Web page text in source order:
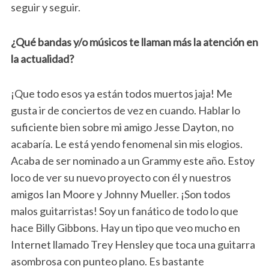
seguir y seguir.
¿Qué bandas y/o músicos te llaman más la atención en
la actualidad?
¡Que todo esos ya están todos muertos jaja! Me
gusta ir de conciertos de vez en cuando. Hablar lo
suficiente bien sobre mi amigo Jesse Dayton, no
acabaría. Le está yendo fenomenal sin mis elogios.
Acaba de ser nominado a un Grammy este año. Estoy
loco de ver su nuevo proyecto con él y nuestros
amigos Ian Moore y Johnny Mueller. ¡Son todos
malos guitarristas! Soy un fanático de todo lo que
hace Billy Gibbons. Hay un tipo que veo mucho en
Internet llamado Trey Hensley que toca una guitarra
asombrosa con punteo plano. Es bastante